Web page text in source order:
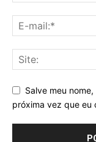
Salve meu
próxima vez que eu